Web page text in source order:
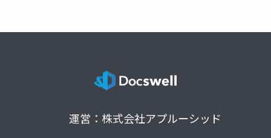
運営：株式会社アプルーシッド